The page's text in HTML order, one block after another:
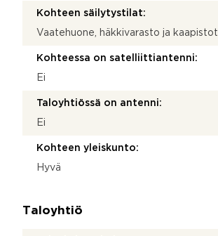
Kohteen säilytystilat:
Vaatehuone, häkkivarasto ja kaapistot
Kohteessa on satelliittiantenni:
Ei
Taloyhtiössä on antenni:
Ei
Kohteen yleiskunto:
Hyvä
Taloyhtiö